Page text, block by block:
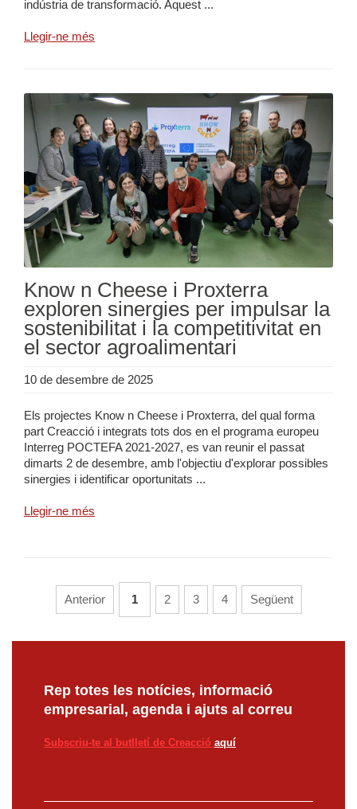
indústria de transformació. Aquest ...
Llegir-ne més
Know n Cheese i Proxterra
exploren sinergies per impulsar la
sostenibilitat i la competitivitat en
el sector agroalimentari
10 de desembre de 2025
Els projectes Know n Cheese i Proxterra, del qual forma
part Creacció i integrats tots dos en el programa europeu
Interreg POCTEFA 2021-2027, es van reunir el passat
dimarts 2 de desembre, amb l'objectiu d'explorar possibles
sinergies i identificar oportunitats ...
Llegir-ne més
Anterior 1 2 3 4 Següent
Rep totes les notícies, informació
empresarial, agenda i ajuts al correu
Subscriu-te al butlletí de Creacció aquí